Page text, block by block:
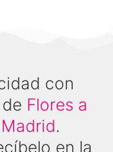
con
Flores a
.
en la